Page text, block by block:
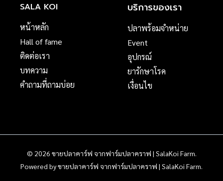
SALA KOI
หน้าหลัก
Hall of fame
ติดต่อเรา
บทความ
คำถามที่ถามบ่อย
บริการของเรา
ปลาพร้อมจำหน่าย
Event
อุปกรณ์
ยารักษาโรค
เงื่อนไข
© 2026 ขายปลาคาร์ฟ จากฟาร์มปลาคราฟ | SalaKoi Farm.
Powered by ขายปลาคาร์ฟ จากฟาร์มปลาคราฟ | SalaKoi Farm.